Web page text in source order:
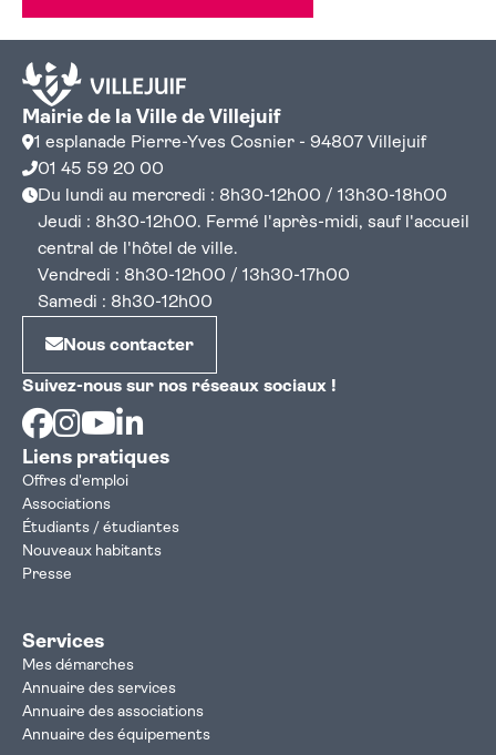
Mairie de la Ville de Villejuif
1 esplanade Pierre-Yves Cosnier - 94807 Villejuif
01 45 59 20 00
Du lundi au mercredi : 8h30-12h00 / 13h30-18h00
Jeudi : 8h30-12h00. Fermé l'après-midi, sauf l'accueil
central de l'hôtel de ville.
Vendredi : 8h30-12h00 / 13h30-17h00
Samedi : 8h30-12h00
Nous contacter
Suivez-nous sur nos réseaux sociaux !
Facebook
Instagram
Youtube
Liens pratiques
Offres d'emploi
Associations
Étudiants / étudiantes
Nouveaux habitants
Presse
Services
Mes démarches
Annuaire des services
Annuaire des associations
Annuaire des équipements